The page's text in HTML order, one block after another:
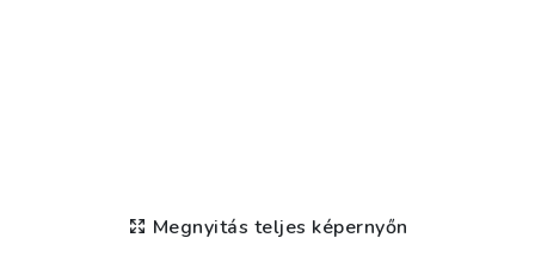
Megnyitás teljes képernyőn